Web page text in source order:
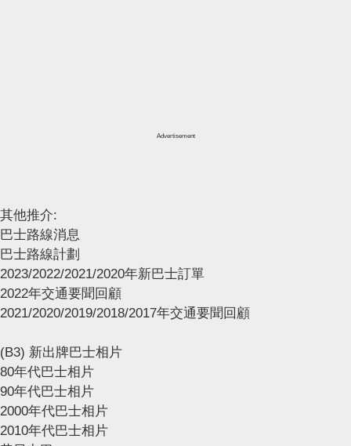
Advertisement
其他推介:
巴士路線消息
巴士路線計劃
2023/2022/2021/2020年新巴士訂單
2022年交通要聞回顧
2021/2020/2019/2018/2017年交通要聞回顧
(B3) 新出牌巴士相片
80年代巴士相片
90年代巴士相片
2000年代巴士相片
2010年代巴士相片